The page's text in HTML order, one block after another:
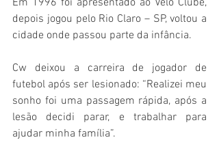
Em 1996 foi apresentado ao Velo Clube,
depois jogou pelo Rio Claro – SP, voltou a
cidade onde passou parte da infância.
Cw deixou a carreira de jogador de
futebol após ser lesionado: “Realizei meu
sonho foi uma passagem rápida, após a
lesão decidi parar, e trabalhar para
ajudar minha família”.